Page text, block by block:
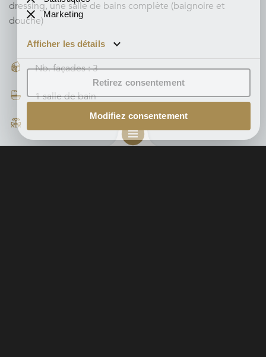
dressing, une salle de bains complète (baignoire et
douche)
Nb. façades : 3
1 salle de bain
2
Afficher les détails
Retirez consentement
Modifiez consentement